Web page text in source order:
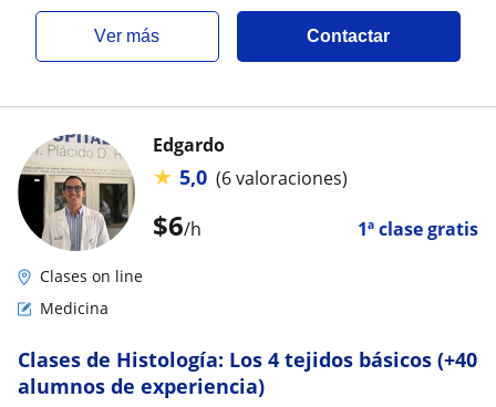
ver más Contactar
$6/h 1ª clase gratis
Edgardo
★ 5,0 (6 valoraciones)
Clases on line
Medicina
Clases de Histología: Los 4 tejidos básicos (+40
alumnos de experiencia)